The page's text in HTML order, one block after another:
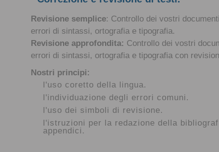
Revisione semplice: Controllo dei vostri
errori di sintassi, ortografia e tipografia.
Revisione approfondita: Controllo dei vostri
errori di sintassi, ortografia e tipografia con
Nostri principi:
l'uso coretto della lingua.
l'individuazione degli errori comuni.
l'uso dei simboli di revisione.
l'istruzioni per la redazione della
appendici.